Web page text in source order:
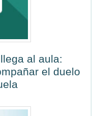
al aula:
el duelo